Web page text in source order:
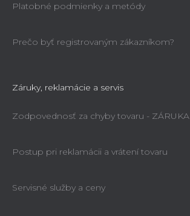
Platobné podmienky a metódy
Prečo byť registrovaným zákazníkom?
Záruky, reklamácie a servis
Zodpovednosť za chyby tovaru - ZÁRUKA
Postup pri reklamácii a vrátení tovaru
Servisné služby a ceny